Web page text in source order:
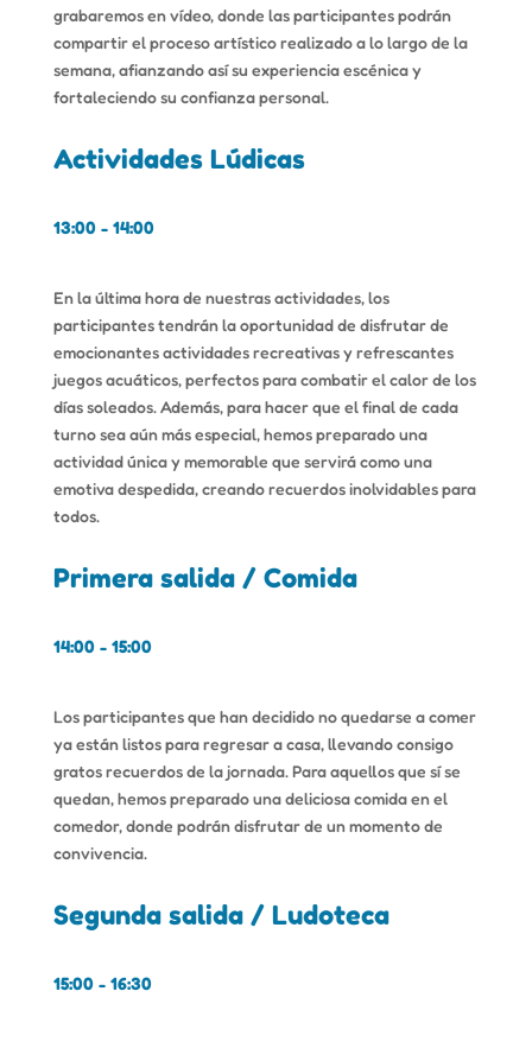
grabaremos en vídeo, donde las participantes podrán
compartir el proceso artístico realizado a lo largo de la
semana, afianzando así su experiencia escénica y
fortaleciendo su confianza personal.
Actividades Lúdicas
13:00 - 14:00
En la última hora de nuestras actividades, los
participantes tendrán la oportunidad de disfrutar de
emocionantes actividades recreativas y refrescantes
juegos acuáticos, perfectos para combatir el calor de los
días soleados. Además, para hacer que el final de cada
turno sea aún más especial, hemos preparado una
actividad única y memorable que servirá como una
emotiva despedida, creando recuerdos inolvidables para
todos.
Primera salida / Comida
14:00 - 15:00
Los participantes que han decidido no quedarse a comer
ya están listos para regresar a casa, llevando consigo
gratos recuerdos de la jornada. Para aquellos que sí se
quedan, hemos preparado una deliciosa comida en el
comedor, donde podrán disfrutar de un momento de
convivencia.
Segunda salida / Ludoteca
15:00 - 16:30